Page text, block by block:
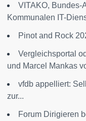
VITAKO, Bundes-
Kommunalen IT-
Pinot and Rock
Vergleichsportal
und Marcel Mankas
vfdb appelliert:
zur...
Forum Dirigieren